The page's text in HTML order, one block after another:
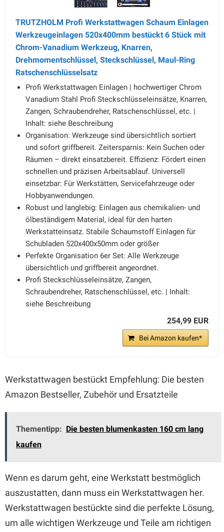
TRUTZHOLM Profi Werkstattwagen Schaum Einlagen
Werkzeugeinlagen 520x400mm bestückt 6 Stück mit
Chrom-Vanadium Werkzeug, Knarren,
Drehmomentschlüssel, Steckschlüssel, Maul-Ring
Ratschenschlüsselsatz
Profi Werkstattwagen Einlagen | hochwertiger Chrom
Vanadium Stahl Profi Steckschlüsseleinsätze, Knarren,
Zangen, Schraubendreher, Ratschenschlüssel, etc. |
Inhalt: siehe Beschreibung
Organisation: Werkzeuge sind übersichtlich sortiert
und sofort griffbereit. Zeitersparnis: Kein Suchen oder
Räumen – direkt einsatzbereit. Effizienz: Fördert einen
schnellen und präzisen Arbeitsablauf. Universell
einsetzbar: Für Werkstätten, Servicefahrzeuge oder
Hobbyanwendungen.
Robust und langlebig: Einlagen aus chemikalien- und
ölbeständigem Material, ideal für den harten
Werkstatteinsatz. Stabile Schaumstoff Einlagen für
Schubladen 520x400x50mm oder größer
Perfekte Organisation 6er Set: Alle Werkzeuge
übersichtlich und griffbereit angeordnet.
Profi Steckschlüsseleinsätze, Zangen,
Schraubendreher, Ratschenschlüssel, etc. | Inhalt:
siehe Beschreibung
254,99 EUR
Bei Amazon kaufen*
Werkstattwagen bestückt Empfehlung: Die besten
Amazon Bestseller, Zubehör und Ersatzteile
Thementipp: Die besten blumenkasten 160 cm lang
kaufen
Wenn es darum geht, eine Werkstatt bestmöglich
auszustatten, dann muss ein Werkstattwagen her.
Werkstattwagen bestückte sind die perfekte Lösung,
um alle wichtigen Werkzeuge und Teile am richtigen